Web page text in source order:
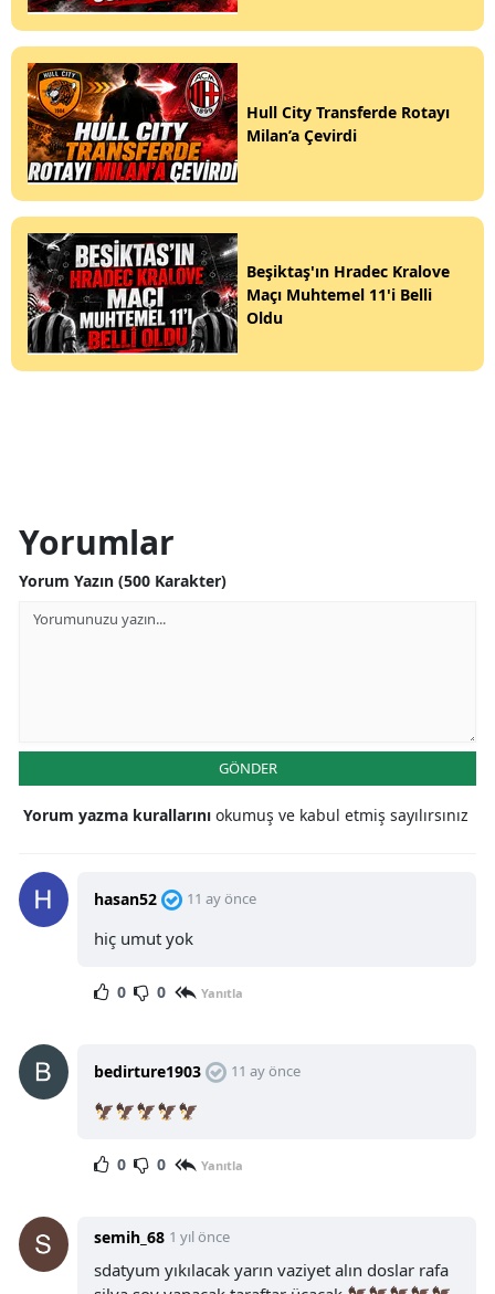
Hull City Transferde Rotayı
Milan’a Çevirdi
Beşiktaş'ın Hradec Kralove
Maçı Muhtemel 11'i Belli
Oldu
Yorumlar
Yorum Yazın (500 Karakter)
GÖNDER
Yorum yazma kurallarını okumuş ve kabul etmiş sayılırsınız
hasan52 11 ay önce
hiç umut yok
0 0 Yanıtla
bedirture1903 11 ay önce
🦅🦅🦅🦅🦅
0 0 Yanıtla
semih_68 1 yıl önce
sdatyum yıkılacak yarın vaziyet alın doslar rafa